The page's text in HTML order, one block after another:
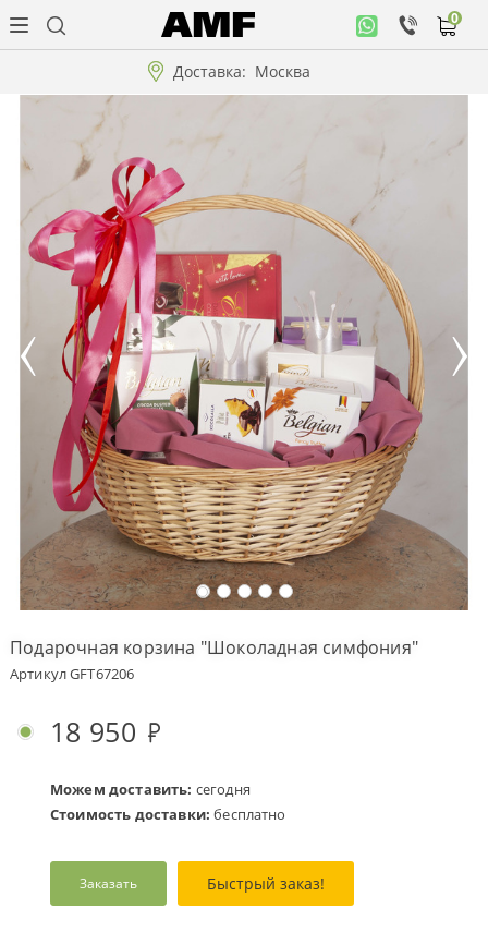
Доставка: Москва
0
кабинет
Музыкальная
коллекция
Композиции
"ВАУ"!!!
Коллекции!!!
Подарки
Оплата
заказа
Условия
Бонусная
программа
Корпоративным
клиентам
связь
language
Подарочная корзина "Шоколадная симфония"
Артикул GFT67206
18 950
Можем доставить: сегодня
Стоимость доставки: бесплатно
Заказать Быстрый заказ!